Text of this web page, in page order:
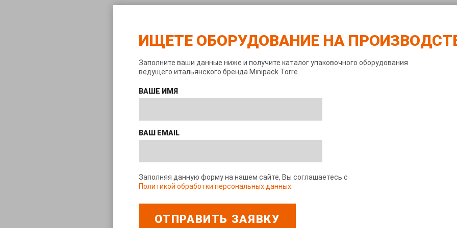
ИЩЕТЕ ОБОРУДОВАНИЕ НА
Заполните ваши данные ниже и получите каталог упаковочного оборудования
ведущего итальянского бренда Minipack Torre.
ВАШЕ ИМЯ
ВАШ EMAIL
Заполняя данную форму на нашем сайте, Вы соглашаетесь с
Политикой обработки персональных данных.
ОТПРАВИТЬ ЗАЯВКУ